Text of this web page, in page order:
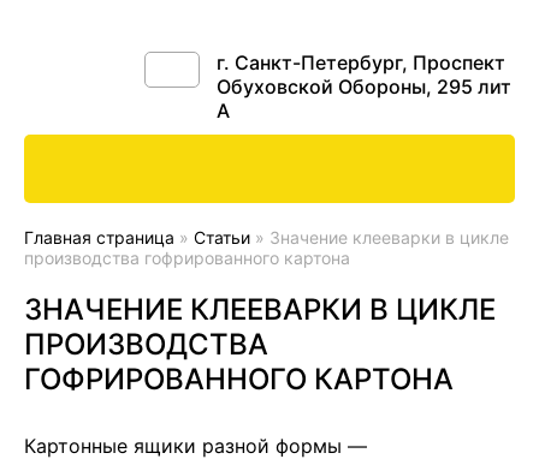
г. Санкт-Петербург, Проспект
Обуховской Обороны, 295 лит
А
Главная страница » Статьи » Значение клееварки в цикле
производства гофрированного картона
ЗНАЧЕНИЕ КЛЕЕВАРКИ В ЦИКЛЕ
ПРОИЗВОДСТВА
ГОФРИРОВАННОГО КАРТОНА
Картонные ящики разной формы —